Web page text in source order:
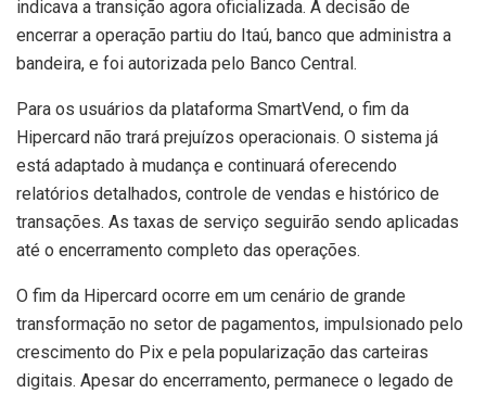
indicava a transição agora oficializada. A decisão de
encerrar a operação partiu do Itaú, banco que administra a
bandeira, e foi autorizada pelo Banco Central.
Para os usuários da plataforma SmartVend, o fim da
Hipercard não trará prejuízos operacionais. O sistema já
está adaptado à mudança e continuará oferecendo
relatórios detalhados, controle de vendas e histórico de
transações. As taxas de serviço seguirão sendo aplicadas
até o encerramento completo das operações.
O fim da Hipercard ocorre em um cenário de grande
transformação no setor de pagamentos, impulsionado pelo
crescimento do Pix e pela popularização das carteiras
digitais. Apesar do encerramento, permanece o legado de